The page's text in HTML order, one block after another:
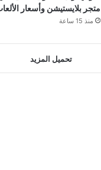
متجر بلايستيشن وأسعار
منذ 15 ساعة
تحميل المزيد